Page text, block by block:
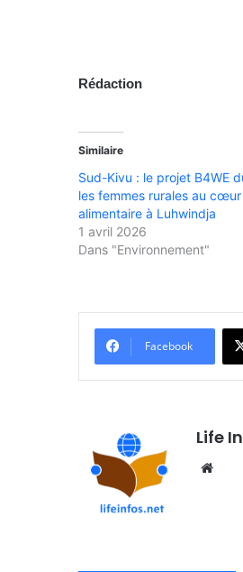
Rédaction
Similaire
Sud-Kivu : le projet B4WE
les femmes rurales au
alimentaire à Luhwindja
1 avril 2026
Dans "Environnement"
Facebook
Life